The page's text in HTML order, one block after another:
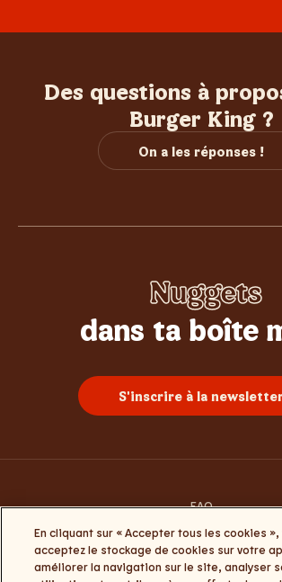
Des questions à
Burger King ?
On a les réponses !
Whopper
Nuggets
Frites
Burgers
Poulet
Sundae
dans ta boîte
S'inscrire à la
FAQ
Conditions générales
Termes et conditions Click&Collect et My
Politique de la vie privée et de
En cliquant sur « Accepter tous les cookies »,
acceptez le stockage de cookies sur votre
améliorer la navigation sur le site, analyser